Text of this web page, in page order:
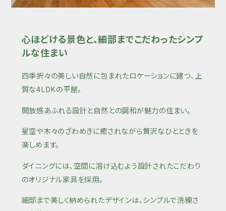
心ほどける景色と、細部までこだわったシンプ
ルな住まい
四季折々の美しい自然に包まれたロケーションに建つ、上
質な4LDKの平屋。
開放感あふれる設計と自然との調和が魅力の住まい。
星空や木々のざわめきに癒されながら贅沢なひとときを
楽しめます。
ダイニングには、空間に溶け込むよう設計されたこだわり
のオリジナル家具を採用。
細部まで美しく納められたデザインは、シンプルで洗練さ